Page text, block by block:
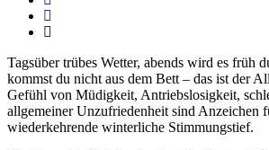
Tagsüber trübes Wetter, abends wird es früh
kommst du nicht aus dem Bett – das ist der
Gefühl von Müdigkeit, Antriebslosigkeit,
allgemeiner Unzufriedenheit sind Anzeichen
wiederkehrende winterliche Stimmungstief.